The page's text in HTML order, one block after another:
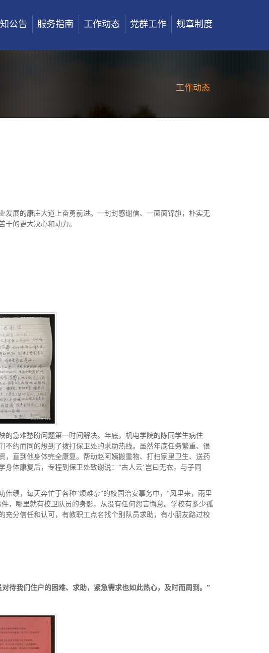
公告 服务指南 工作动态 党群工作 规章制度
工作动态
发展的康庄大道上奋勇前进。一封封感谢信、一面面锦旗，朴实无
的更大决心和动力。
急难愁盼问题第一时间解决。年底，机电学院的陈同学生病住
约而同的想到了拨打保卫处的求助热线。虽然年底任务繁重、很
直到他身体完全康复。帮助赵阿姨搬重物、打扫家里卫生、送药
体康复后，专程到保卫处致谢说：“古人云‘岂曰无衣，与子同
绩，每天奔忙于各种“烦难杂”的校园治安事务中，“风里来，雨里
，哪里就有校卫队员的身影，从没有任何怨言懈怠。学校有多少孤
分信任和认可，有教职工点名找个别队员求助，有小朋友路过校
待我们住户的困难、求助，紧急需求也如此热心， 及时而周到。 ”